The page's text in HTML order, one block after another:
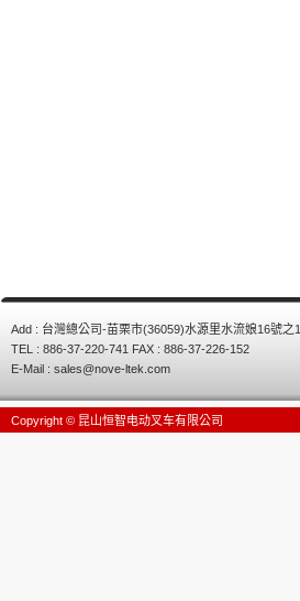
Add : 台灣總公司-苗栗市(36059)水源里水流娘16號之1
TEL : 886-37-220-741 FAX : 886-37-226-152
E-Mail : sales@nove-ltek.com
Copyright © 昆山恒智电动叉车有限公司